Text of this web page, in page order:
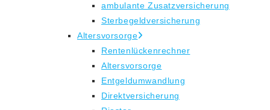
ambulante Zusatzversicherung
Sterbegeldversicherung
Altersvorsorge
Rentenlückenrechner
Altersvorsorge
Entgeldumwandlung
Direktversicherung